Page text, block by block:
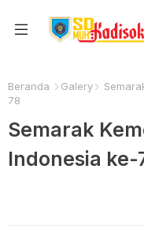
Beranda Galery
78
Semarak
Indonesia ke-